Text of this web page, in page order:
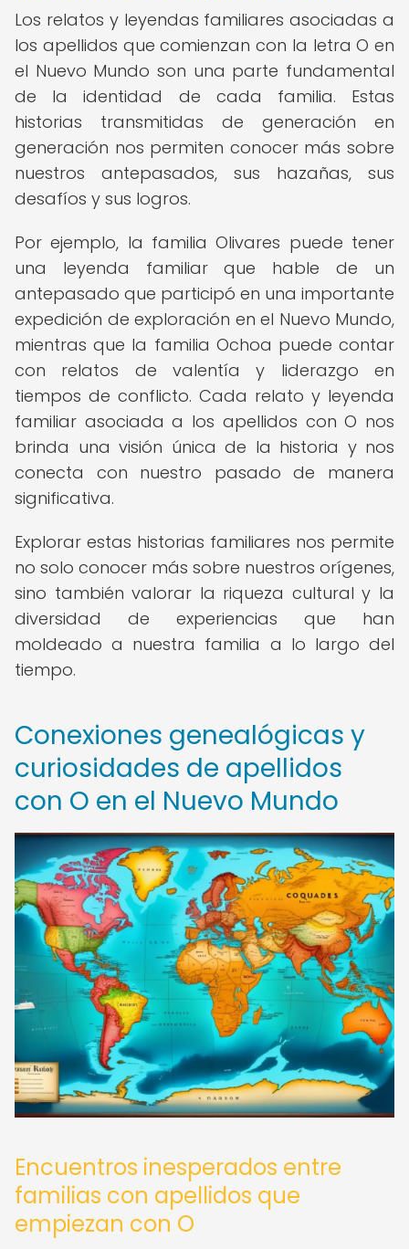
Los relatos y leyendas familiares asociadas a
los apellidos que comienzan con la letra O en
el Nuevo Mundo son una parte fundamental
de la identidad de cada familia. Estas
historias transmitidas de generación en
generación nos permiten conocer más sobre
nuestros antepasados, sus hazañas, sus
desafíos y sus logros.
Por ejemplo, la familia Olivares puede tener
una leyenda familiar que hable de un
antepasado que participó en una importante
expedición de exploración en el Nuevo Mundo,
mientras que la familia Ochoa puede contar
con relatos de valentía y liderazgo en
tiempos de conflicto. Cada relato y leyenda
familiar asociada a los apellidos con O nos
brinda una visión única de la historia y nos
conecta con nuestro pasado de manera
significativa.
Explorar estas historias familiares nos permite
no solo conocer más sobre nuestros orígenes,
sino también valorar la riqueza cultural y la
diversidad de experiencias que han
moldeado a nuestra familia a lo largo del
tiempo.
Conexiones genealógicas y
curiosidades de apellidos
con O en el Nuevo Mundo
Encuentros inesperados entre
familias con apellidos que
empiezan con O